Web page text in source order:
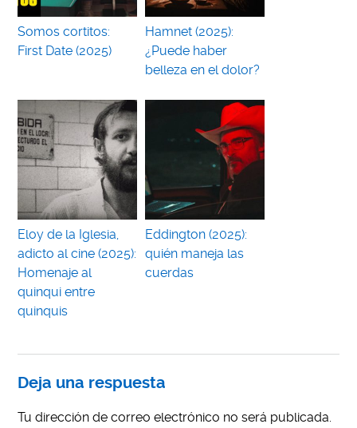
Somos cortitos:
First Date (2025)
Hamnet (2025):
¿Puede haber
belleza en el dolor?
Eloy de la Iglesia,
adicto al cine (2025):
Homenaje al
quinqui entre
quinquis
Eddington (2025):
quién maneja las
cuerdas
Deja una respuesta
Tu dirección de correo electrónico no será publicada.